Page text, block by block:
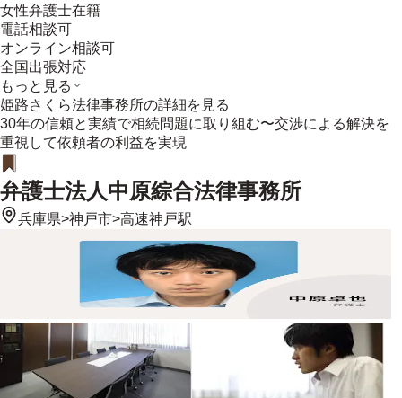
女性弁護士在籍
電話相談可
オンライン相談可
全国出張対応
もっと見る
姫路さくら法律事務所の詳細を見る
30年の信頼と実績で相続問題に取り組む〜交渉による解決を
重視して依頼者の利益を実現
弁護士法人中原綜合法律事務所
兵庫県>神戸市>高速神戸駅